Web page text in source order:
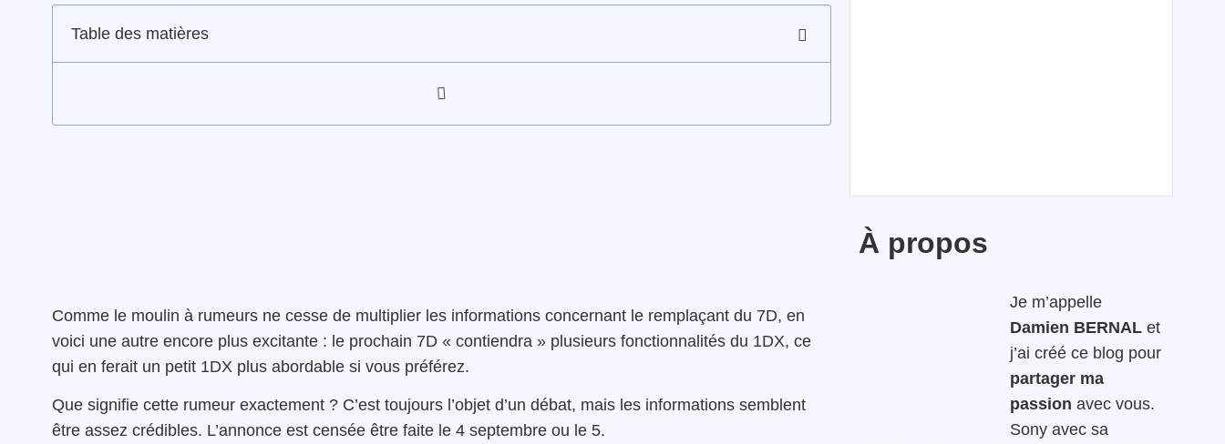
Table des matières
Comme le moulin à rumeurs ne cesse de multiplier les informations concernant le remplaçant du 7D, en
voici une autre encore plus excitante : le prochain 7D « contiendra » plusieurs fonctionnalités du 1DX, ce
qui en ferait un petit 1DX plus abordable si vous préférez.
Que signifie cette rumeur exactement ? C’est toujours l’objet d’un débat, mais les informations semblent
être assez crédibles. L’annonce est censée être faite le 4 septembre ou le 5.
À propos
Je m’appelle
Damien BERNAL et
j’ai créé ce blog pour
partager ma
passion avec vous.
Sony avec sa